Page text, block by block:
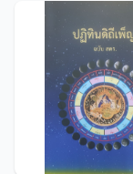
ชื่อบ้านนามเมือง จังหวั
มาจากไหน?
สุจิตต์ วงษ์เทศ